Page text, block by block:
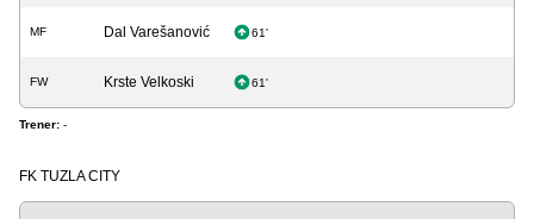
MF Dal Varešanović 61'
FW Krste Velkoski 61'
Trener: -
FK TUZLA CITY